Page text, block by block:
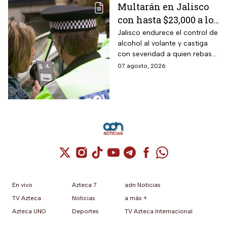
Multarán en Jalisco
con hasta $23,000 a los
conductores que
superen este límite en
la prueba de
alcoholemia
Jalisco endurece el control de
alcohol al volante y castiga
con severidad a quien rebase
el nuevo límite de sangre o
07 agosto, 2026
Cuenta de X / Twitter (se abre en una
Cuenta de Instagram (se abre en una
Cuenta de TikTok (se abre en
Cuenta de YouTube (se abre
Cuenta de Telegram (se
Cuenta de
Cuenta de
En vivo
TV Azteca
Azteca UNO
Azteca 7
Noticias
Deportes
adn Noticias
a más +
TV Azteca Internacional